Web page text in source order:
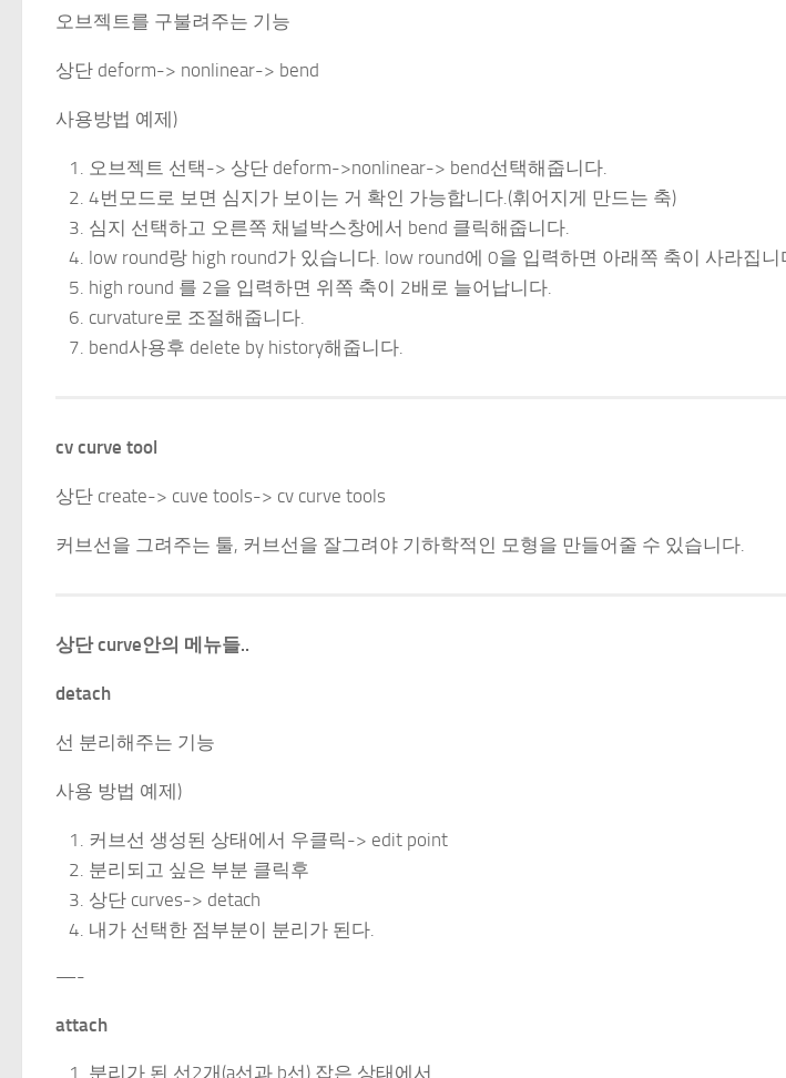
오브젝트를 구불려주는 기능
상단 deform-> nonlinear-> bend
사용방법 예제)
오브젝트 선택-> 상단 deform->nonlinear-> bend선택해줍니다.
4번모드로 보면 심지가 보이는 거 확인 가능합니다.(휘어지게 만드는 축)
심지 선택하고 오른쪽 채널박스창에서 bend 클릭해줍니다.
low round랑 high round가 있습니다. low round에 0을 입력하면 아래쪽 축이 사라집니
high round 를 2을 입력하면 위쪽 축이 2배로 늘어납니다.
curvature로 조절해줍니다.
bend사용후 delete by history해줍니다.
cv curve tool
상단 create-> cuve tools-> cv curve tools
커브선을 그려주는 툴, 커브선을 잘그려야 기하학적인 모형을 만들어줄 수 있습니다.
상단 curve안의 메뉴들..
detach
선 분리해주는 기능
사용 방법 예제)
커브선 생성된 상태에서 우클릭-> edit point
분리되고 싶은 부분 클릭후
상단 curves-> detach
내가 선택한 점부분이 분리가 된다.
—-
attach
분리가 된 선2개(a선과 b선) 잡은 상태에서